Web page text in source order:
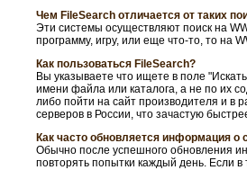
Чем FileSearch отличается от таких
Эти системы осуществляют поиск на
программу, игру, или еще что-то, то на
Как пользоваться FileSearch?
Вы указываете что ищете в поле
имени файла или каталога, а не по их
либо пойти на сайт производителя и в
серверов в России, что зачастую
Как часто обновляется информация
Обычно после успешного обновления
повторять попытки каждый день. Если в